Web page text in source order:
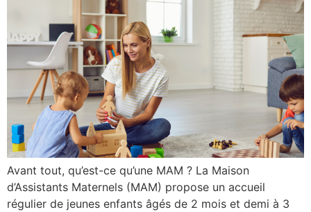
Avant tout, qu’est-ce qu’une MAM ? La Maison
d’Assistants Maternels (MAM) propose un accueil
régulier de jeunes enfants âgés de 2 mois et demi à 3